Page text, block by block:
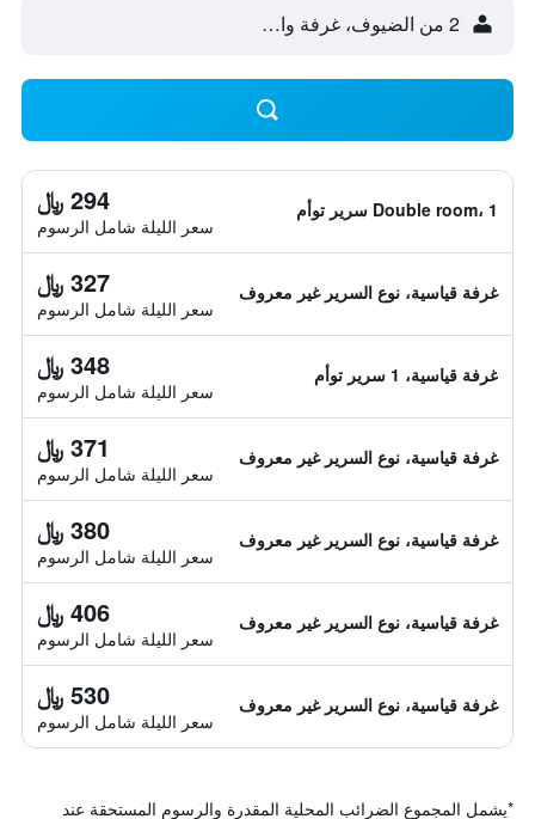
2 من الضيوف، غرفة واحدة
Double room، 1 سرير توأم 294 ﷼
سعر الليلة شامل الرسوم
غرفة قياسية، نوع السرير غير معروف 327 ﷼
سعر الليلة شامل الرسوم
غرفة قياسية، 1 سرير توأم 348 ﷼
سعر الليلة شامل الرسوم
غرفة قياسية، نوع السرير غير معروف 371 ﷼
سعر الليلة شامل الرسوم
غرفة قياسية، نوع السرير غير معروف 380 ﷼
سعر الليلة شامل الرسوم
غرفة قياسية، نوع السرير غير معروف 406 ﷼
سعر الليلة شامل الرسوم
غرفة قياسية، نوع السرير غير معروف 530 ﷼
سعر الليلة شامل الرسوم
*يشمل المجموع الضرائب المحلية المقدرة والرسوم المستحقة عند